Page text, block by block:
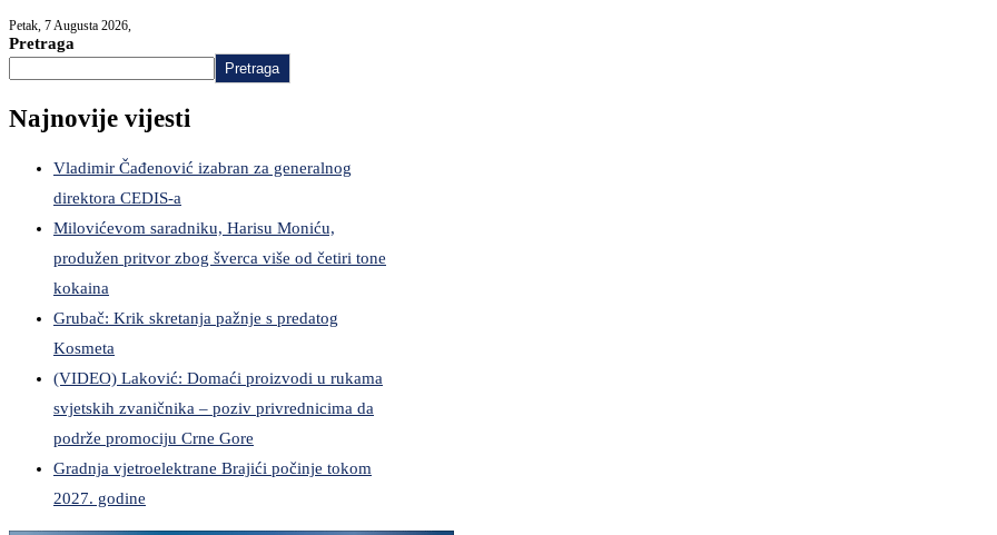
Petak, 7 Augusta 2026,
Pretraga
Pretraga
Najnovije vijesti
Vladimir Čađenović izabran za generalnog
direktora CEDIS-a
Milovićevom saradniku, Harisu Moniću,
produžen pritvor zbog šverca više od četiri tone
kokaina
Grubač: Krik skretanja pažnje s predatog
Kosmeta
(VIDEO) Laković: Domaći proizvodi u rukama
svjetskih zvaničnika – poziv privrednicima da
podrže promociju Crne Gore
Gradnja vjetroelektrane Brajići počinje tokom
2027. godine